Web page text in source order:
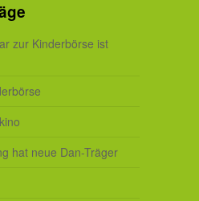
zur Kinderbörse ist
hat neue Dan-Träger